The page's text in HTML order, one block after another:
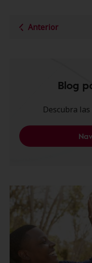
Anterior
Blog
Descubra